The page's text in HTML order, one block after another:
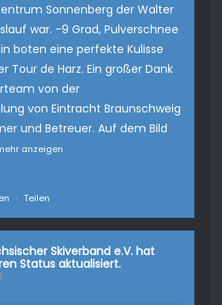
Sonnenberg der Walter
war. -9 Grad, Pulverschnee
boten eine perfekte Kulisse
Tour de Harz. Ein großer Dank
von der
vonEintracht Braunschweig
und Betreuer. Auf dem Bild
anzeigen
· Teilen
Skiverband e.V. hat
Status aktualisiert.